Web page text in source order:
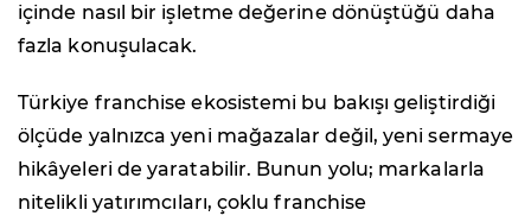
içinde nasıl bir işletme değerine dönüştüğü daha
fazla konuşulacak.
Türkiye franchise ekosistemi bu bakışı geliştirdiği
ölçüde yalnızca yeni mağazalar değil, yeni sermaye
hikâyeleri de yaratabilir. Bunun yolu; markalarla
nitelikli yatırımcıları, çoklu franchise